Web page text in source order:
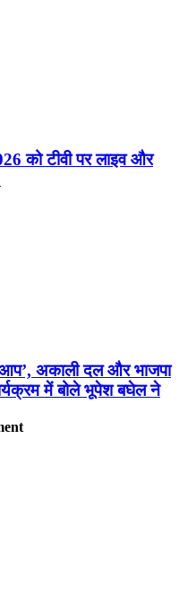
को टीवी पर लाइव और
अकाली दल और भाजपा
में बोले भूपेश बघेल ने